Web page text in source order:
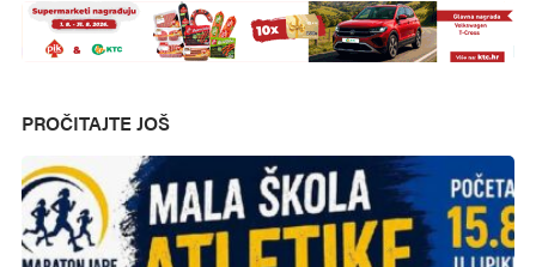
PROČITAJTE JOŠ